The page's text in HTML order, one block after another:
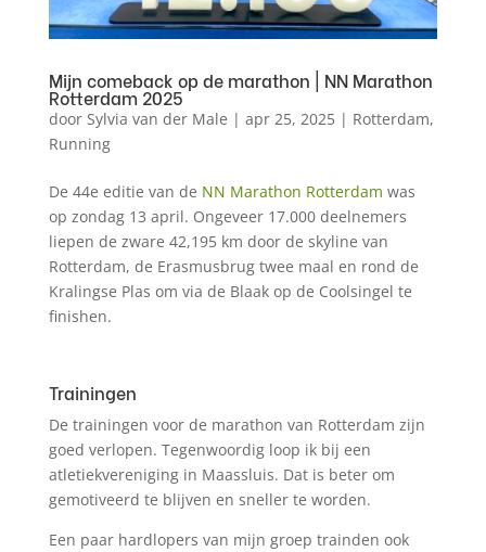
Mijn comeback op de marathon | NN Marathon
Rotterdam 2025
door Sylvia van der Male | apr 25, 2025| Rotterdam,
Running
De 44e editie van de NN Marathon Rotterdam was
op zondag 13 april. Ongeveer 17.000 deelnemers
liepen de zware 42,195 km door de skyline van
Rotterdam, de Erasmusbrug twee maal en rond de
Kralingse Plas om via de Blaak op de Coolsingel te
finishen.
Trainingen
De trainingen voor de marathon van Rotterdam zijn
goed verlopen. Tegenwoordig loop ik bij een
atletiekvereniging in Maassluis. Dat is beter om
gemotiveerd te blijven en sneller te worden.
Een paar hardlopers van mijn groep trainden ook